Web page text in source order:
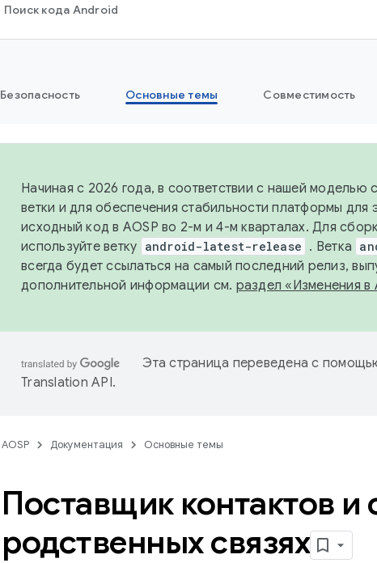
Поиск кода Android
Безопасность Основные темы Совместимость
Начиная с 2026 года, в соответствии с нашей моделью
ветки и для обеспечения стабильности платформы для
исходный код в AOSP во 2-м и 4-м кварталах. Для
используйте ветку android-latest-release . Ветка
всегда будет ссылаться на самый последний релиз,
дополнительной информации см. раздел «Изменения в
Эта страница переведена с
Translation API.
AOSP Документация Основные темы
Поставщик контактов и
родственных связях